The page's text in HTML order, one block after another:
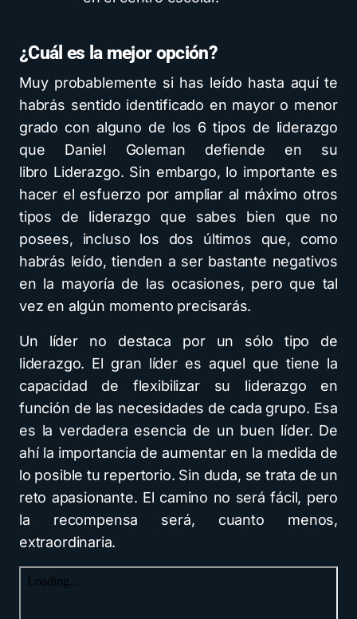
¿Cuál es la mejor opción?
Muy probablemente si has leído hasta aquí te
habrás sentido identificado en mayor o menor
grado con alguno de los 6 tipos de liderazgo
que Daniel Goleman defiende en su
libro Liderazgo. Sin embargo, lo importante es
hacer el esfuerzo por ampliar al máximo otros
tipos de liderazgo que sabes bien que no
posees, incluso los dos últimos que, como
habrás leído, tienden a ser bastante negativos
en la mayoría de las ocasiones, pero que tal
vez en algún momento precisarás.
Un líder no destaca por un sólo tipo de
liderazgo. El gran líder es aquel que tiene la
capacidad de flexibilizar su liderazgo en
función de las necesidades de cada grupo. Esa
es la verdadera esencia de un buen líder. De
ahí la importancia de aumentar en la medida de
lo posible tu repertorio. Sin duda, se trata de un
reto apasionante. El camino no será fácil, pero
la recompensa será, cuanto menos,
extraordinaria.